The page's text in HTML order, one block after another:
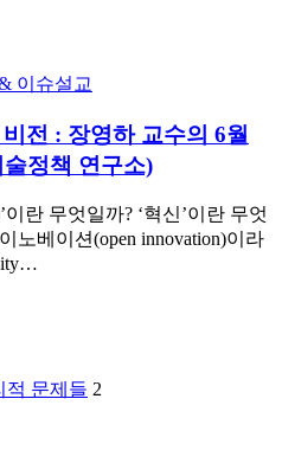
이슈설교
전 : 장영하 교수의 6월
정책 연구소)
이란 무엇일까? ‘혁신’이란 무엇
노베이션(open innovation)이라
적 문제들 2